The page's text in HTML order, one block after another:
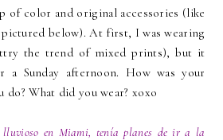
of color and original accessories (like
below). At first, I was wearing
the trend of mixed prints), but it
a Sunday afternoon. How was your
do? What did you wear? xoxo
lluvioso en Miami, tenía planes de ir a la